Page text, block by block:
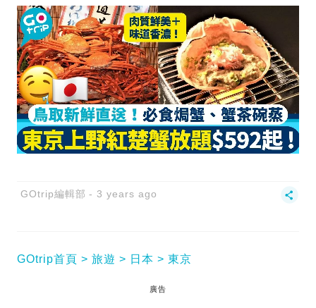
GOtrip編輯部 3 years ago
GOtrip首頁 旅遊 日本 東京
廣告